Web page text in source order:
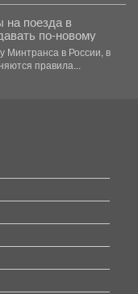
на поезда в
по-новому
Минтранса в России, в
правила...